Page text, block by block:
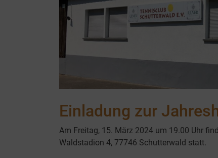
Einladung zur
Am Freitag, 15. März 2024 um 19.00 Uhr
Waldstadion 4, 77746 Schutterwald statt.